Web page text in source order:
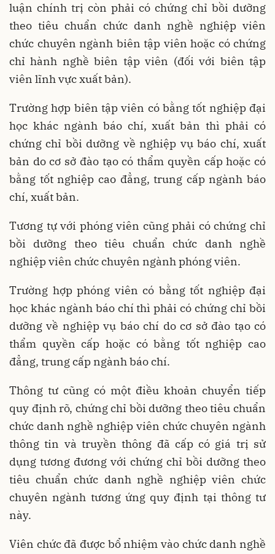
luận chính trị còn phải có chứng chỉ bồi dưỡng
theo tiêu chuẩn chức danh nghề nghiệp viên
chức chuyên ngành biên tập viên hoặc có chứng
chỉ hành nghề biên tập viên (đối với biên tập
viên lĩnh vực xuất bản).
Trường hợp biên tập viên có bằng tốt nghiệp đại
học khác ngành báo chí, xuất bản thì phải có
chứng chỉ bồi dưỡng về nghiệp vụ báo chí, xuất
bản do cơ sở đào tạo có thẩm quyền cấp hoặc có
bằng tốt nghiệp cao đẳng, trung cấp ngành báo
chí, xuất bản.
Tương tự với phóng viên cũng phải có chứng chỉ
bồi dưỡng theo tiêu chuẩn chức danh nghề
nghiệp viên chức chuyên ngành phóng viên.
Trường hợp phóng viên có bằng tốt nghiệp đại
học khác ngành báo chí thì phải có chứng chỉ bồi
dưỡng về nghiệp vụ báo chí do cơ sở đào tạo có
thẩm quyền cấp hoặc có bằng tốt nghiệp cao
đẳng, trung cấp ngành báo chí.
Thông tư cũng có một điều khoản chuyển tiếp
quy định rõ, chứng chỉ bồi dưỡng theo tiêu chuẩn
chức danh nghề nghiệp viên chức chuyên ngành
thông tin và truyền thông đã cấp có giá trị sử
dụng tương đương với chứng chỉ bồi dưỡng theo
tiêu chuẩn chức danh nghề nghiệp viên chức
chuyên ngành tương ứng quy định tại thông tư
này.
Viên chức đã được bổ nhiệm vào chức danh nghề